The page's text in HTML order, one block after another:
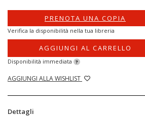
PRENOTA UNA COPIA
Verifica la disponibilità nella tua libreria
AGGIUNGI AL CARRELLO
Disponibilità immediata ?
AGGIUNGI ALLA WISHLIST
Dettagli